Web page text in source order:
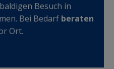
Besuch in
Bei Bedarf beraten
Ort.